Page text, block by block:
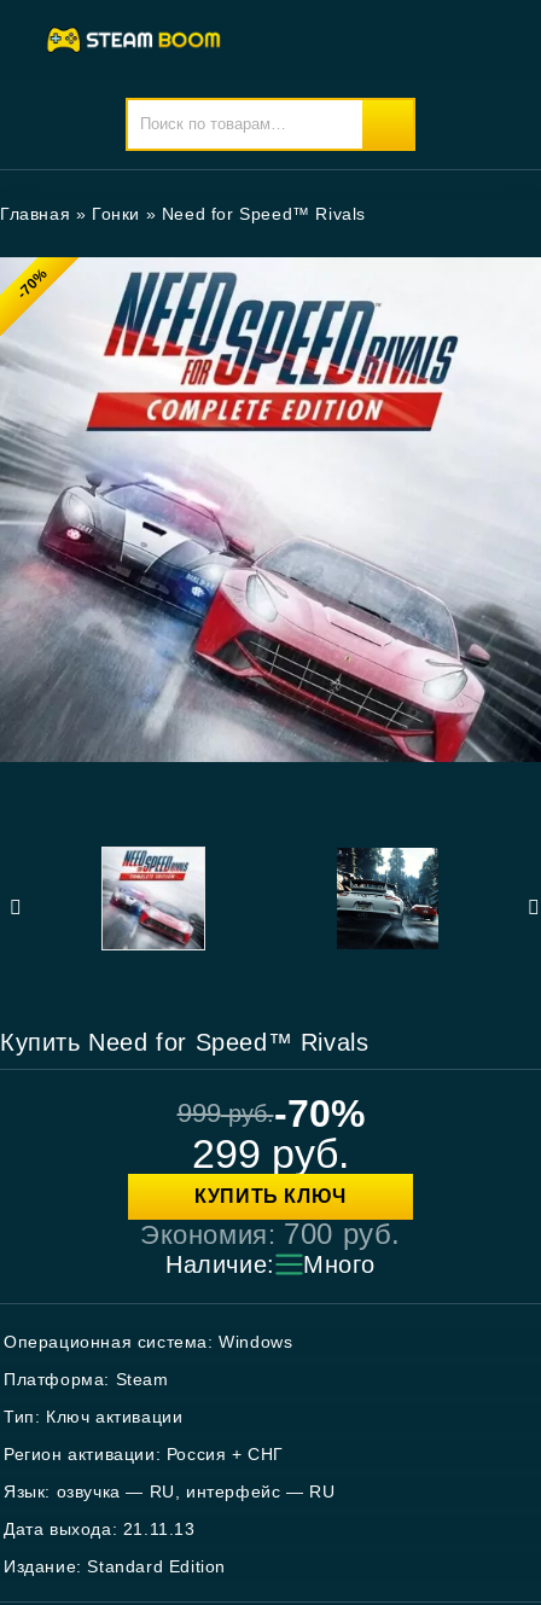
Главная » Гонки » Need for Speed™ Rivals
-70%
Купить Need for Speed™ Rivals
999руб.-70%
299 руб.
КУПИТЬ КЛЮЧ
Экономия: 700 руб.
Наличие: Много
Операционная система: Windows
Платформа: Steam
Тип: Ключ активации
Регион активации: Россия + СНГ
Язык: озвучка — RU, интерфейс — RU
Дата выхода: 21.11.13
Издание: Standard Edition